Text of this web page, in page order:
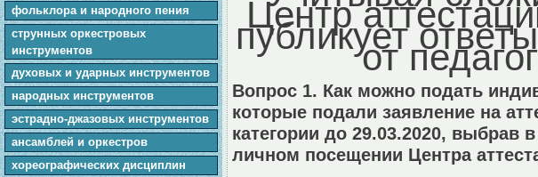
фольклора и народного пения
cтpунныx оркестровых
инструментов
духовых и ударных инструментов
народных инструментов
эстрадно-джазовых инструментов
ансамблей и оркестров
хореографических дисциплин
Центр
публикует
от
Вопрос 1. Как можно подать
которые подали заявление на
категории до 29.03.2020,
личном посещении Центра